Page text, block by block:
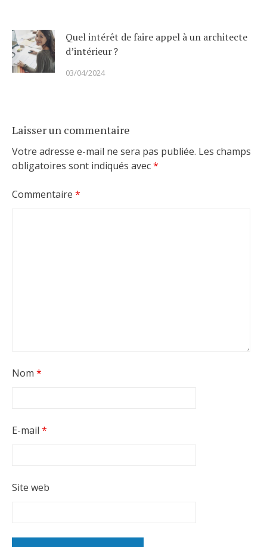
Quel intérêt de faire appel à un architecte
d’intérieur ?
03/04/2024
Laisser un commentaire
Votre adresse e-mail ne sera pas publiée. Les champs
obligatoires sont indiqués avec*
Commentaire *
Nom *
E-mail *
Site web